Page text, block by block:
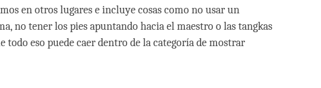
en otros lugares e incluye cosas como no usar un
no tener los pies apuntando hacia el maestro o las tangkas
todo eso puede caer dentro de la categoría de mostrar